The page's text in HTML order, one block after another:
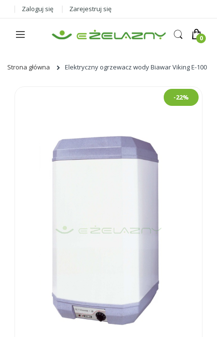
Zaloguj się Zarejestruj się
Strona główna Elektryczny ogrzewacz wody Biawar Viking E-100
-22%